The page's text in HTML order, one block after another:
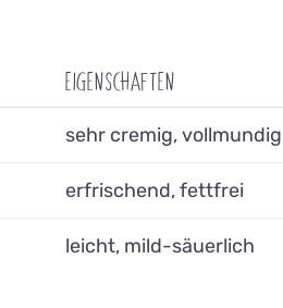
EIGENSCHAFTEN
sehr cremig, vollmundig
erfrischend, fettfrei
leicht, mild-säuerlich